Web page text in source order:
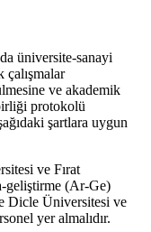
üniversite-sanayi
çalışmalar
ve akademik
protokolü
şartlara uygun
ve Fırat
geliştirme (Ar-Ge)
Dicle Üniversitesi ve
yer almalıdır.